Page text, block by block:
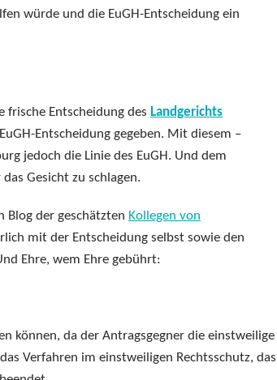
würde und die EuGH-Entscheidung ein
frische Entscheidung des Landgerichts
Entscheidung gegeben. Mit diesem –
jedoch die Linie des EuGH. Und dem
Gesicht zu schlagen.
Blog der geschätzten Kollegen von
mit der Entscheidung selbst sowie den
Ehre, wem Ehre gebührt:
können, da der Antragsgegner die einstweilige
Verfahren im einstweiligen Rechtsschutz, das